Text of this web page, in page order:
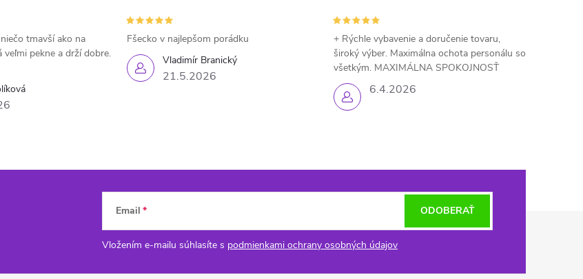
tmavší ako na
veľmi pekne a drží dobre.
Vladimír Branický
21.5.2026
Fšecko v najlepšom porádku
6.4.2026
+ Rýchle vybavenie a doručenie tovaru,
široký výber. Maximálna ochota personálu so
všetkým. MAXIMÁLNA SPOKOJNOSŤ
Email
Vložením e-mailu súhlasíte s podmienkami ochrany osobných údajov
ODOBERAŤ